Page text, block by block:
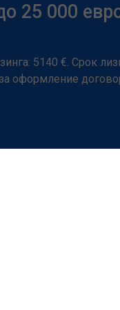
25 000
5140 €. Срок
оформление